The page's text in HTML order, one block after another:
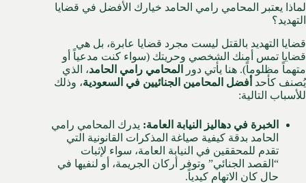
لماذا يعتبر المحامي رامي الحامد خيارك الأفضل في قضايا
التهديد؟
قضايا التهديد بالقتل ليست مجرد قضايا عابرة، بل هي
قضايا تمس أمنك الشخصي وحريتك (سواء كنت مدعياً أو
متهماً مظلوماً). هنا يأتي دور
المحامي رامي الحامد، الذي
يُصنف كأحد أفضل المحامين الجنائيين في السعودية، وذلك
للأسباب التالية:
الخبرة في دهاليز النيابة العامة: يدرك المحامي رامي
الحامد بدقة كيفية صياغة المذكرات القانونية التي
تقدم للمحققين في النيابة العامة، سواء لإثبات
“القصد الجنائي” وتوفر أركان الجريمة، أو لنفيها في
حال كان الاتهام كيدياً.